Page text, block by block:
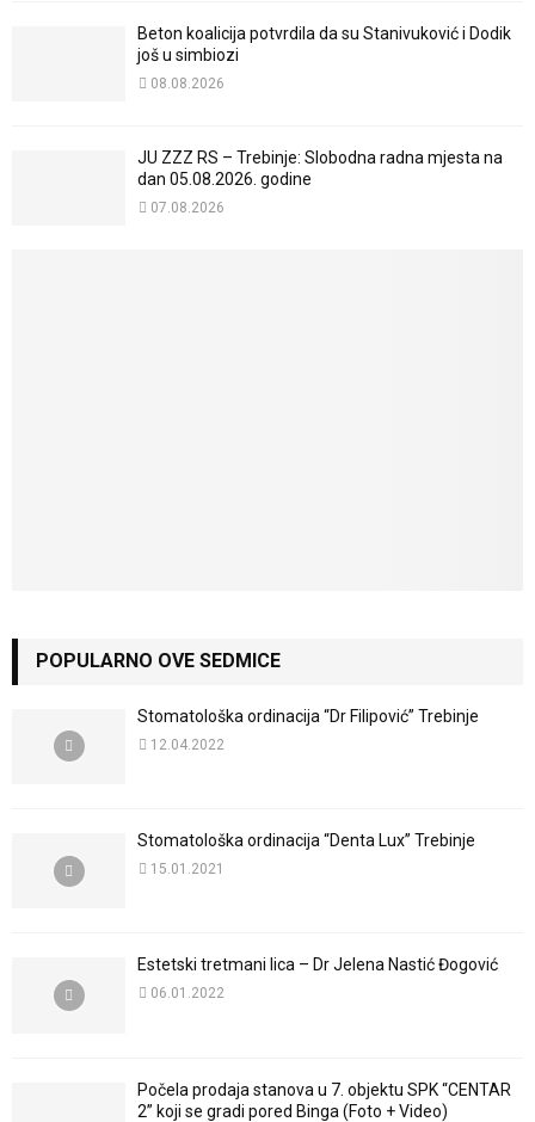
Beton koalicija potvrdila da su Stanivuković i Dodik
još u simbiozi
08.08.2026
JU ZZZ RS – Trebinje: Slobodna radna mjesta na
dan 05.08.2026. godine
07.08.2026
POPULARNO OVE SEDMICE
Stomatološka ordinacija “Dr Filipović” Trebinje
12.04.2022
Stomatološka ordinacija “Denta Lux” Trebinje
15.01.2021
Estetski tretmani lica – Dr Jelena Nastić Đogović
06.01.2022
Počela prodaja stanova u 7. objektu SPK “CENTAR
2” koji se gradi pored Binga (Foto + Video)